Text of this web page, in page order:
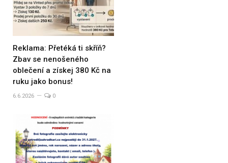
Reklama: Přetéká ti skříň?
Zbav se nenošeného
oblečení a získej 380 Kč na
ruku jako bonus!
6.6.2026 0